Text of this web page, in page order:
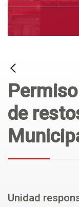
de
Unidad